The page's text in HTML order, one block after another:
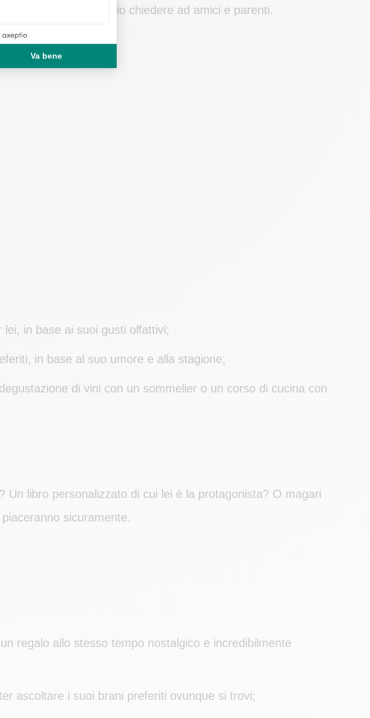
Altrimenti, è meglio chiedere ad amici e parenti.
in base ai suoi gusti olfattivi;
in base al suo umore e alla stagione;
di vini con un sommelier o un corso di cucina con
libro personalizzato di cui lei è la protagonista? O magari
piaceranno sicuramente.
regalo allo stesso tempo nostalgico e incredibilmente
ascoltare i suoi brani preferiti ovunque si trovi;